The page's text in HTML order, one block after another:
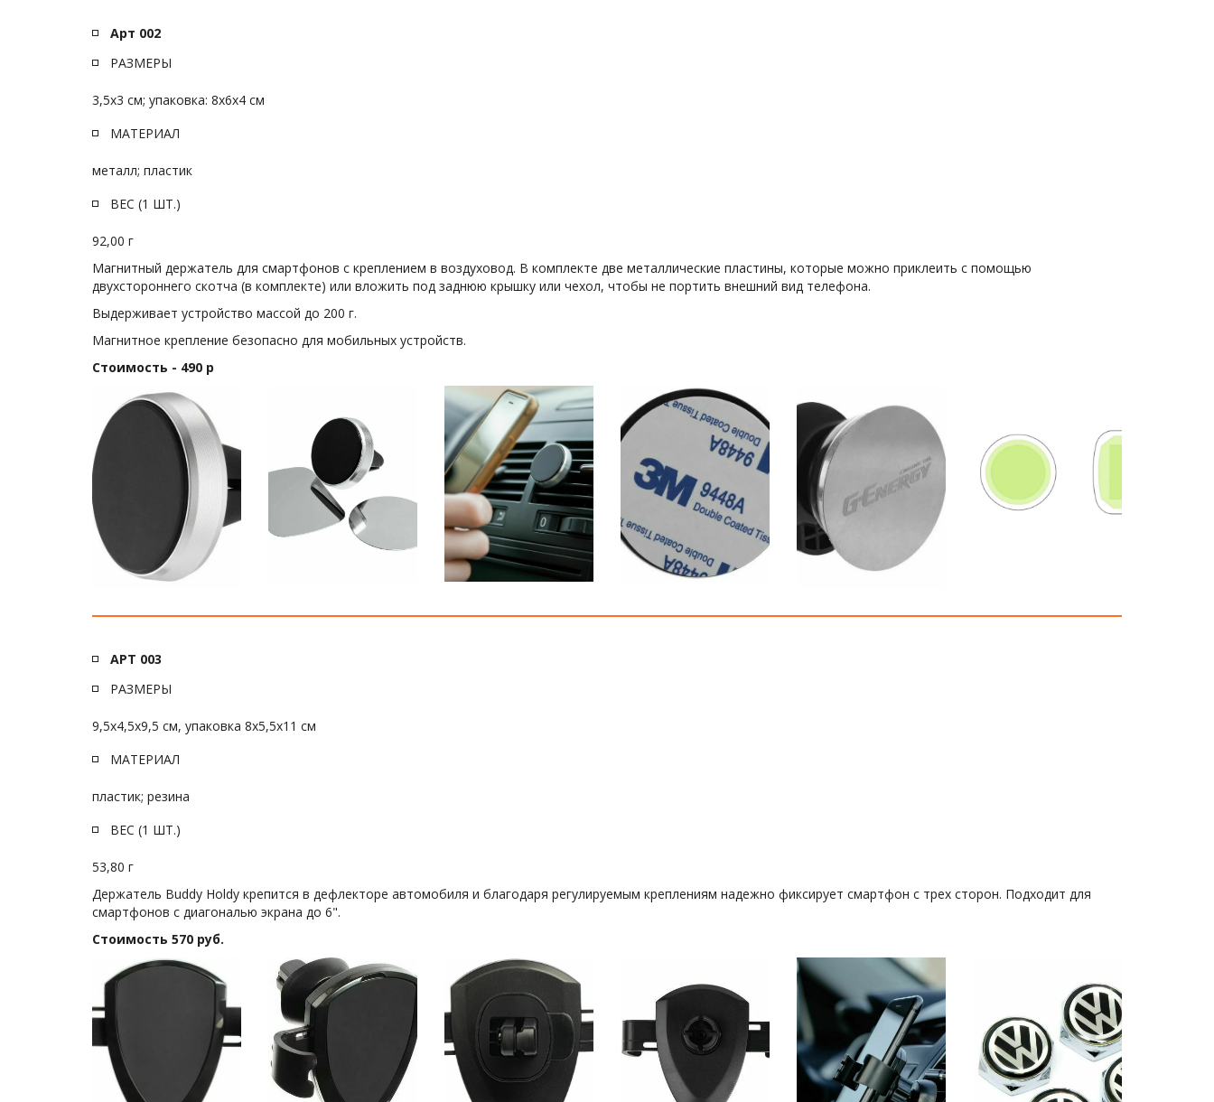
Арт 002
РАЗМЕРЫ
3,5x3 см; упаковка: 8x6x4 см
МАТЕРИАЛ
металл; пластик
ВЕС (1 ШТ.)
92,00 г
Магнитный держатель для смартфонов с креплением в воздуховод. В комплекте две металлические пластины, которые можно приклеить с помощью
двухстороннего скотча (в комплекте) или вложить под заднюю крышку или чехол, чтобы не портить внешний вид телефона.
Выдерживает устройство массой до 200 г.
Магнитное крепление безопасно для мобильных устройств.
Стоимость - 490 р
АРТ 003
РАЗМЕРЫ
9,5х4,5х9,5 см, упаковка 8х5,5х11 см
МАТЕРИАЛ
пластик; резина
ВЕС (1 ШТ.)
53,80 г
Держатель Buddy Holdy крепится в дефлекторе автомобиля и благодаря регулируемым креплениям надежно фиксирует смартфон с трех сторон. Подходит для
смартфонов с диагональю экрана до 6".
Стоимость 570 руб.